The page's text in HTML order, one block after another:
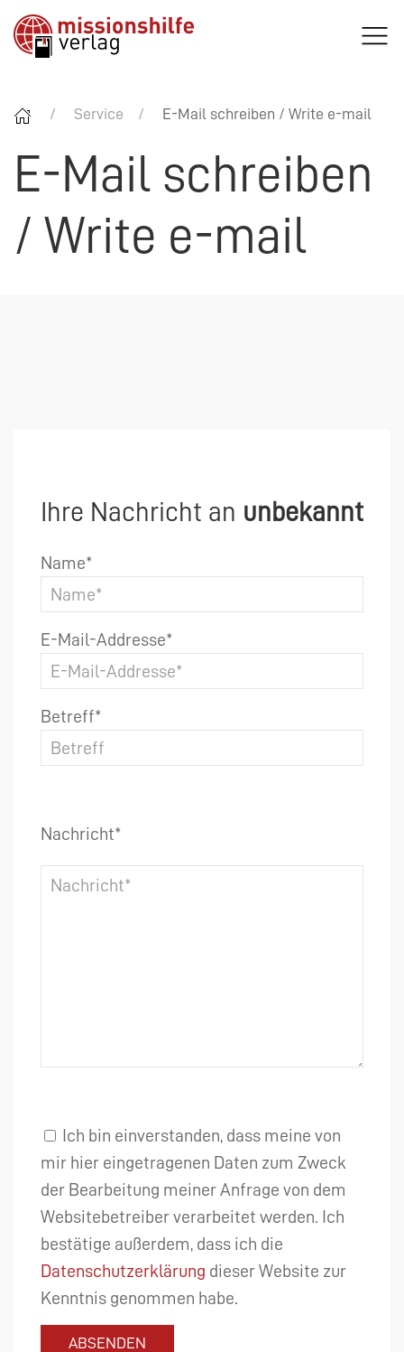
Service E-Mail schreiben / Write e-mail
E-Mail schreiben
/ Write e-mail
Ihre Nachricht an unbekannt
Name*
E-Mail-Addresse*
Betreff*
Nachricht*
Ich bin einverstanden, dass meine von
mir hier eingetragenen Daten zum Zweck
der Bearbeitung meiner Anfrage von dem
Websitebetreiber verarbeitet werden. Ich
bestätige außerdem, dass ich die
Datenschutzerklärung dieser Website zur
Kenntnis genommen habe.
ABSENDEN